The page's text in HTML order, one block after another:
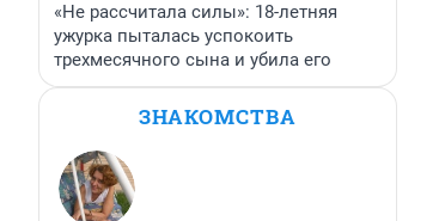
«Не рассчитала силы»: 18-летняя
ужурка пыталась успокоить
трехмесячного сына и убила его
ЗНАКОМСТВА